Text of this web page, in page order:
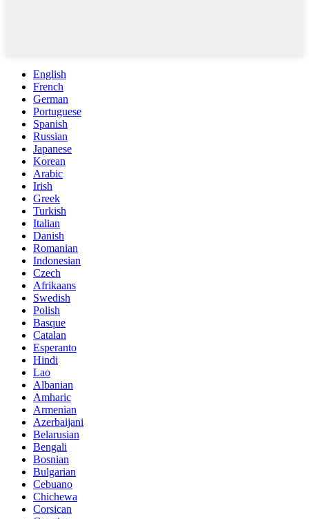
English
French
German
Portuguese
Spanish
Russian
Japanese
Korean
Arabic
Irish
Greek
Turkish
Italian
Danish
Romanian
Indonesian
Czech
Afrikaans
Swedish
Polish
Basque
Catalan
Esperanto
Hindi
Lao
Albanian
Amharic
Armenian
Azerbaijani
Belarusian
Bengali
Bosnian
Bulgarian
Cebuano
Chichewa
Corsican